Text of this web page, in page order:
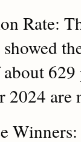
Rate:
2024 are